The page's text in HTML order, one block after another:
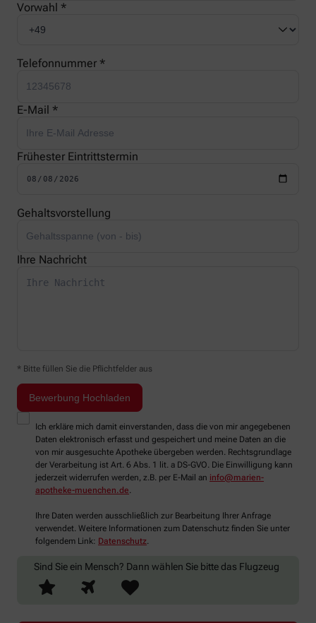
Vorwahl *
Telefonnummer *
E-Mail *
Frühester Eintrittstermin
Gehaltsvorstellung
Ihre Nachricht
* Bitte füllen Sie die Pflichtfelder aus
Ich erkläre mich damit einverstanden, dass die von mir angegebenen
Daten elektronisch erfasst und gespeichert und meine Daten an die
von mir ausgesuchte Apotheke übergeben werden. Rechtsgrundlage
der Verarbeitung ist Art. 6 Abs. 1 lit. a DS-GVO. Die Einwilligung kann
jederzeit widerrufen werden, z.B. per E-Mail an info@marien-
apotheke-muenchen.de.
Ihre Daten werden ausschließlich zur Bearbeitung Ihrer Anfrage
verwendet. Weitere Informationen zum Datenschutz finden Sie unter
folgendem Link: Datenschutz.
Sind Sie ein Mensch? Dann wählen Sie bittedas Flugzeug